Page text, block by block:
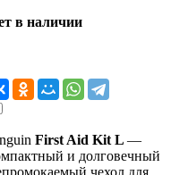
в наличии
First Aid Kit L —
и долговечный
чехол для